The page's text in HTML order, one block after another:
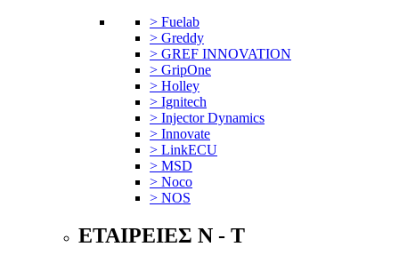
> Fuelab
> Greddy
> GREF INNOVATION
> GripOne
> Holley
> Ignitech
> Injector Dynamics
> Innovate
> LinkECU
> MSD
> Noco
> NOS
ΕΤΑΙΡΕΙΕΣ N - T